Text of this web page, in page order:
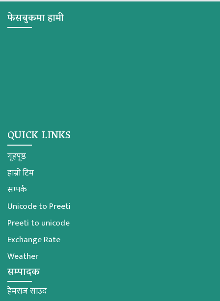
फेसबुकमा हामी
QUICK LINKS
गृहपृष्ठ
हाम्रो टिम
सम्पर्क
Unicode to Preeti
Preeti to unicode
Exchange Rate
Weather
सम्पादक
हेमराज साउद